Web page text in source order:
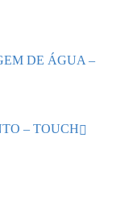
DE ÁGUA –
– TOUCH